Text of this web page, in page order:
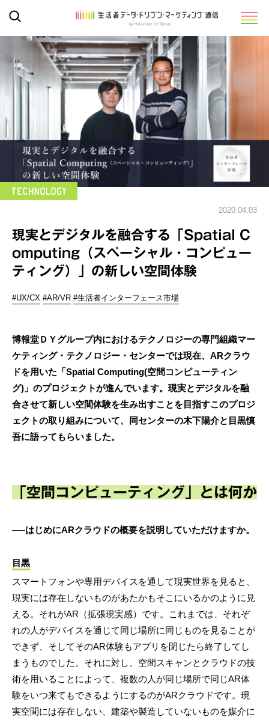
2020.04.03
現実とデジタルを融合する「Spatial C
omputing（スペーシャル・コンピュー
ティング）」の新しい空間体験
#UX/CX #AR/VR #生活者インターフェース市場
博報堂ＤＹグループ内におけるテクノロジーの専門組織マー
ケティング・テクノロジー・センターでは現在、ARクラウ
ドを用いた「Spatial Computing(空間コンピューティン
グ)」のプロジェクトが進んでいます。現実とデジタルを融
合させて新しい空間体験を生み出すことを目指すこのプロジ
ェクトの取り組みについて、同センターの木下陽介と目黒慎
吾に語ってもらいました。
「空間コンピューティング」とは何か
──はじめにARクラウドの概要を説明していただけますか。
目黒
スマートフォンや専用デバイスを通して現実世界を見ると、
現実には存在しないものがあたかもそこにいるかのように見
える。それがAR（拡張現実感）です。これまでは、それぞ
れの人がデバイスを通じて同じ場所に同じものを見ることが
できず、そしてそのAR体験もアプリを閉じたら終了してし
まうものでした。それに対し、空間スキャンとクラウドの技
術を用いることによって、複数の人が同じ場所で同じAR体
験をいつ来てもできるようにするのがARクラウドです。現
実空間には存在しない、建築や製造していないものを媒介に